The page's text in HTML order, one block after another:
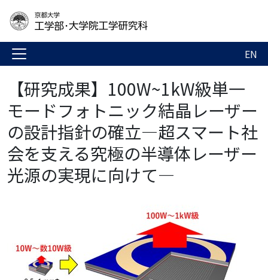
EN
【研究成果】100W~1kW級単一
モードフォトニック結晶レーザー
の設計指針の確立―超スマート社
会を支える究極の半導体レーザー
光源の実現に向けて―